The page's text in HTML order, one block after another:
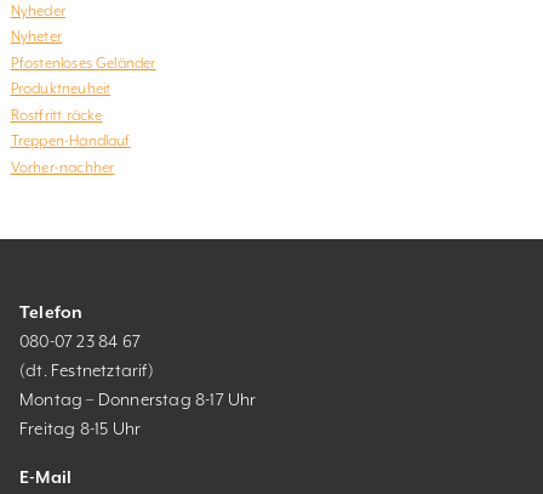
Nyheder
Nyheter
Pfostenloses Geländer
Produktneuheit
Rostfritt räcke
Treppen-Handlauf
Vorher-nachher
Telefon
080-07 23 84 67
(dt. Festnetztarif)
Montag – Donnerstag 8-17 Uhr
Freitag 8-15 Uhr
E-Mail